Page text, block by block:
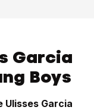
Garcia
Boys
Ulisses Garcia